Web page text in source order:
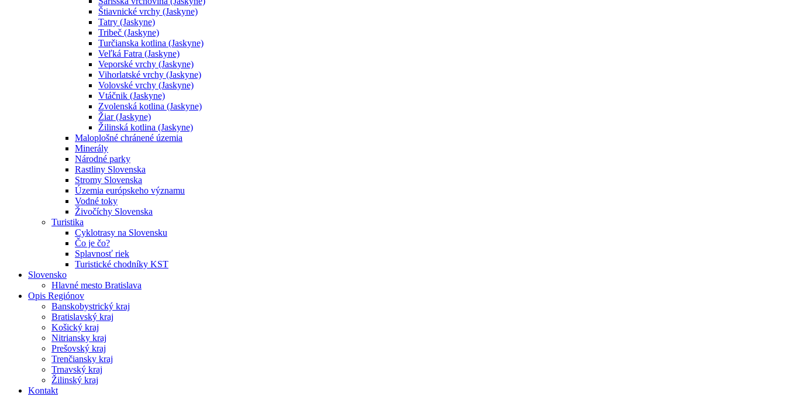
Štiavnické vrchy (Jaskyne)
Tatry (Jaskyne)
Tribeč (Jaskyne)
Turčianska kotlina (Jaskyne)
Veľká Fatra (Jaskyne)
Veporské vrchy (Jaskyne)
Vihorlatské vrchy (Jaskyne)
Volovské vrchy (Jaskyne)
Vtáčnik (Jaskyne)
Zvolenská kotlina (Jaskyne)
Žiar (Jaskyne)
Žilinská kotlina (Jaskyne)
Maloplošné chránené územia
Minerály
Národné parky
Rastliny Slovenska
Stromy Slovenska
Územia európskeho významu
Vodné toky
Živočíchy Slovenska
Turistika
Cyklotrasy na Slovensku
Čo je čo?
Splavnosť riek
Turistické chodníky KST
Slovensko
Hlavné mesto Bratislava
Opis Regiónov
Banskobystrický kraj
Bratislavský kraj
Košický kraj
Nitriansky kraj
Prešovský kraj
Trenčiansky kraj
Trnavský kraj
Žilinský kraj
Kontakt